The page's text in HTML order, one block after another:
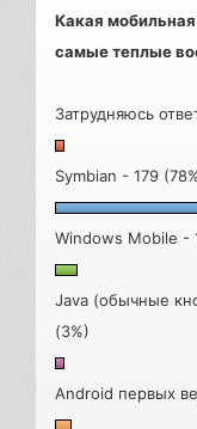
Какая
самые теплые
Затрудняюсь
Symbian - 179
Windows Mobile -
Java (обычные
(3%)
Android первых